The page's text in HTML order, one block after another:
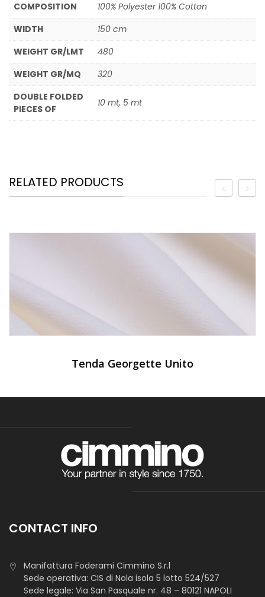
COMPOSITION
100% Polyester 100% Cotton
WIDTH
150 cm
WEIGHT GR/LMT
480
WEIGHT GR/MQ
320
DOUBLE FOLDED
PIECES OF
10 mt, 5 mt
RELATED PRODUCTS
Tenda Georgette Unito
CONTACT INFO
Manifattura Foderami Cimmino S.r.l
Sede operativa: CIS di Nola isola 5 lotto 524/527
Sede legale: Via San Pasquale nr. 48 – 80121 NAPOLI